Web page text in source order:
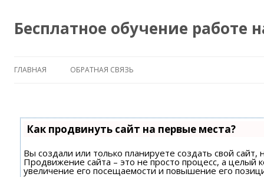
Бесплатное обучение работе
ГЛАВНАЯ ОБРАТНАЯ СВЯЗЬ
Как продвинуть сайт на первые места?
Вы создали или только планируете создать свой сайт,
Продвижение сайта – это не просто процесс, а целый
увеличение его посещаемости и повышение его